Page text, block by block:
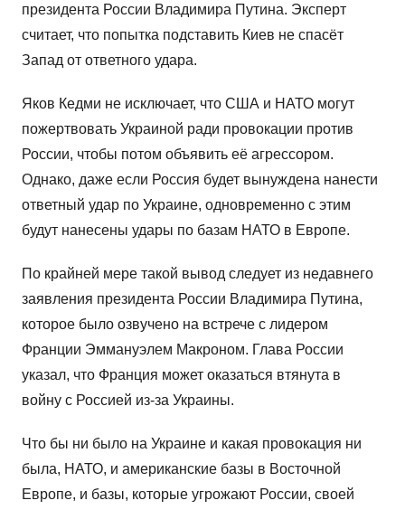
президента России Владимира Путина. Эксперт
считает, что попытка подставить Киев не спасёт
Запад от ответного удара.
Яков Кедми не исключает, что США и НАТО могут
пожертвовать Украиной ради провокации против
России, чтобы потом объявить её агрессором.
Однако, даже если Россия будет вынуждена нанести
ответный удар по Украине, одновременно с этим
будут нанесены удары по базам НАТО в Европе.
По крайней мере такой вывод следует из недавнего
заявления президента России Владимира Путина,
которое было озвучено на встрече с лидером
Франции Эммануэлем Макроном. Глава России
указал, что Франция может оказаться втянута в
войну с Россией из-за Украины.
Что бы ни было на Украине и какая провокация ни
была, НАТО, и американские базы в Восточной
Европе, и базы, которые угрожают России, своей